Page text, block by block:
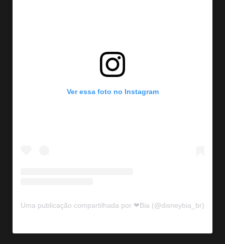
Ver essa foto no Instagram
Uma publicação compartilhada por ❤Bia (@disneybia_br)